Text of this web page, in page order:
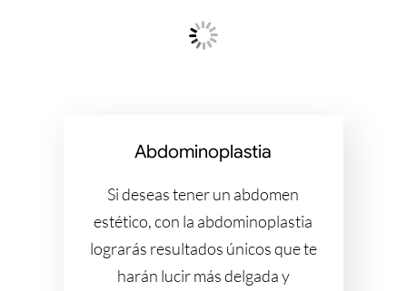
Abdominoplastia
Si deseas tener un abdomen
estético, con la abdominoplastia
lograrás resultados únicos que te
harán lucir más delgada y